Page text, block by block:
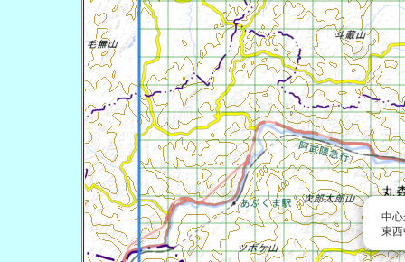
中
東